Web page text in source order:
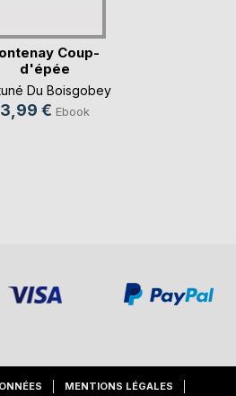
Coup-
d'épée
Du Boisgobey
3,99 € Ebook
MENTIONS LÉGALES